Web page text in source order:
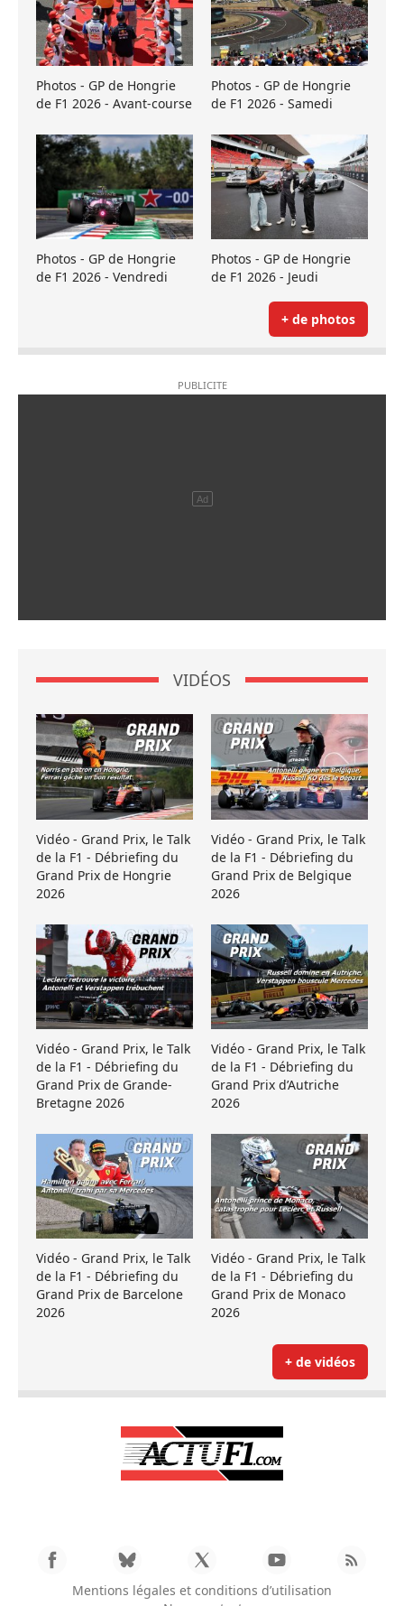
Photos - GP de Hongrie
de F1 2026 - Avant-course
Photos - GP de Hongrie
de F1 2026 - Samedi
Photos - GP de Hongrie
de F1 2026 - Vendredi
Photos - GP de Hongrie
de F1 2026 - Jeudi
+ de photos
VIDÉOS
Vidéo - Grand Prix, le Talk
de la F1 - Débriefing du
Grand Prix de Hongrie
2026
Vidéo - Grand Prix, le Talk
de la F1 - Débriefing du
Grand Prix de Belgique
2026
Vidéo - Grand Prix, le Talk
de la F1 - Débriefing du
Grand Prix de Grande-
Bretagne 2026
Vidéo - Grand Prix, le Talk
de la F1 - Débriefing du
Grand Prix d’Autriche
2026
Vidéo - Grand Prix, le Talk
de la F1 - Débriefing du
Grand Prix de Barcelone
2026
Vidéo - Grand Prix, le Talk
de la F1 - Débriefing du
Grand Prix de Monaco
2026
+ de vidéos
Mentions légales et conditions d’utilisation